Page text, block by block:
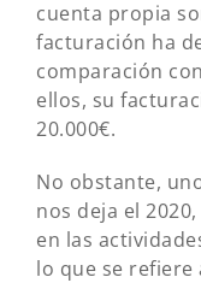
cuenta propia
facturación ha
comparación
ellos, su
20.000€.
No obstante,
nos deja el
en las
lo que se refiere